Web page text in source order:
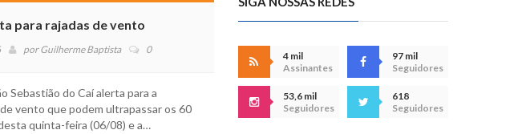
para rajadas de vento
porGuilherme Baptista 0
Sebastião do Caí alerta para a
vento que podem ultrapassar os 60
quinta-feira (06/08) e a…
4 mil
Assinantes
97 mil
Seguidores
53,6 mil
Seguidores
618
Seguidores